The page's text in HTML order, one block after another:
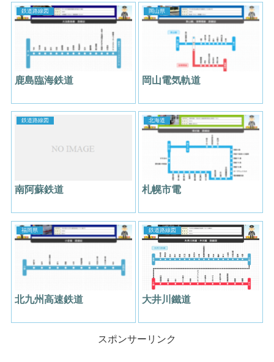
鉄道路線図
鹿島臨海鉄道
岡山県
岡山電気軌道
鉄道路線図
南阿蘇鉄道
北海道
札幌市電
福岡県
北九州高速鉄道
鉄道路線図
大井川鐵道
スポンサーリンク